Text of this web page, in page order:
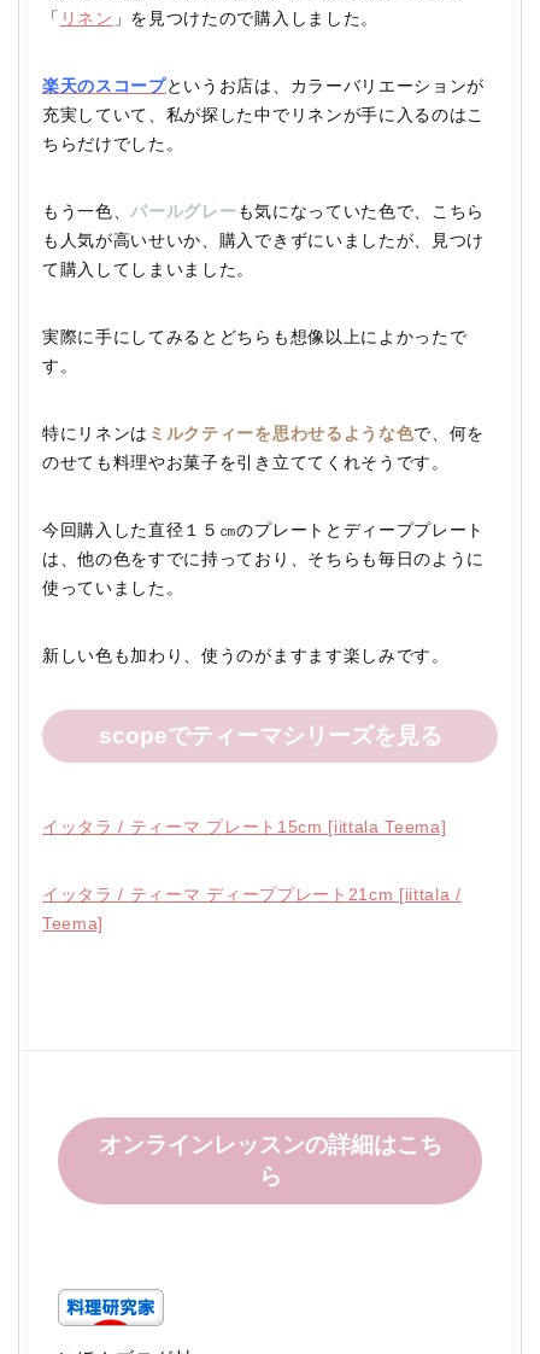
「 リネン 」を見つけたので購入しました。
楽天のスコープというお店は、カラーバリエーションが
充実していて、私が探した中でリネンが手に入るのはこ
ちらだけでした。
もう一色、パールグレー も気になっていた色で、こちら
も人気が高いせいか、購入できずにいましたが、見つけ
て購入してしまいました。
実際に手にしてみるとどちらも想像以上によかったで
す。
特にリネンは ミルクティーを思わせるような色で、何を
のせても料理やお菓子を引き立ててくれそうです。
今回購入した直径１５㎝のプレートとディーププレート
は、他の色をすでに持っており、そちらも毎日のように
使っていました。
新しい色も加わり、使うのがますます楽しみです。
scopeでティーマシリーズを見る
イッタラ / ティーマ プレート15cm [iittala Teema]
イッタラ / ティーマ ディーププレート21cm [iittala /
Teema]
オンラインレッスンの詳細はこち
ら